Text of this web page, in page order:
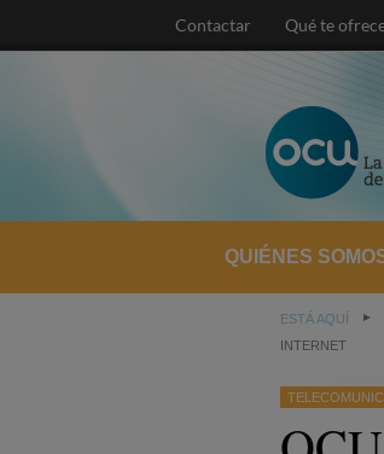
Contactar Qué te
QUIÉNES
ESTÁ AQUÍ
INTERNET